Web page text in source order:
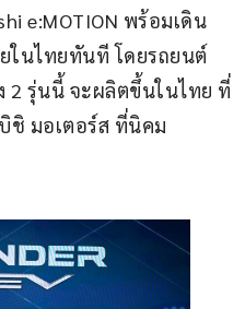
e:MOTION พร้อมเดิน
ในไทยทันที โดยรถยนต์
2 รุ่นนี้ จะผลิตขึ้นในไทย ที่
ชิ มอเตอร์ส ที่นิคม